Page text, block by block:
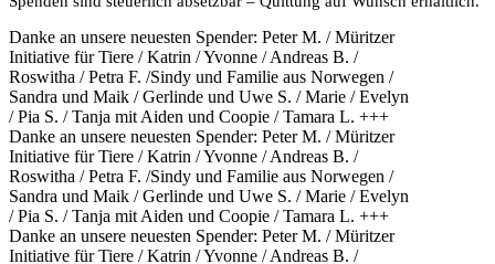
Danke an unsere neuesten Spender: Peter M. / Müritzer
Initiative für Tiere / Katrin / Yvonne / Andreas B. /
Roswitha / Petra F. /Sindy und Familie aus Norwegen /
Sandra und Maik / Gerlinde und Uwe S. / Marie / Evelyn
/ Pia S. / Tanja mit Aiden und Coopie / Tamara L. +++
Danke an unsere neuesten Spender: Peter M. / Müritzer
Initiative für Tiere / Katrin / Yvonne / Andreas B. /
Roswitha / Petra F. /Sindy und Familie aus Norwegen /
Sandra und Maik / Gerlinde und Uwe S. / Marie / Evelyn
/ Pia S. / Tanja mit Aiden und Coopie / Tamara L. +++
Danke an unsere neuesten Spender: Peter M. / Müritzer
Initiative für Tiere / Katrin / Yvonne / Andreas B. /